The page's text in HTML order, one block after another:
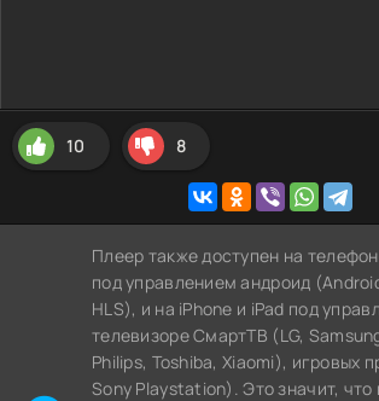
10 8
Плеер также доступен на
под управлением андроид
HLS), и на iPhone и iPad под
телевизоре СмартТВ (LG,
Philips, Toshiba, Xiaomi), игровых
Sony Playstation). Это значит,